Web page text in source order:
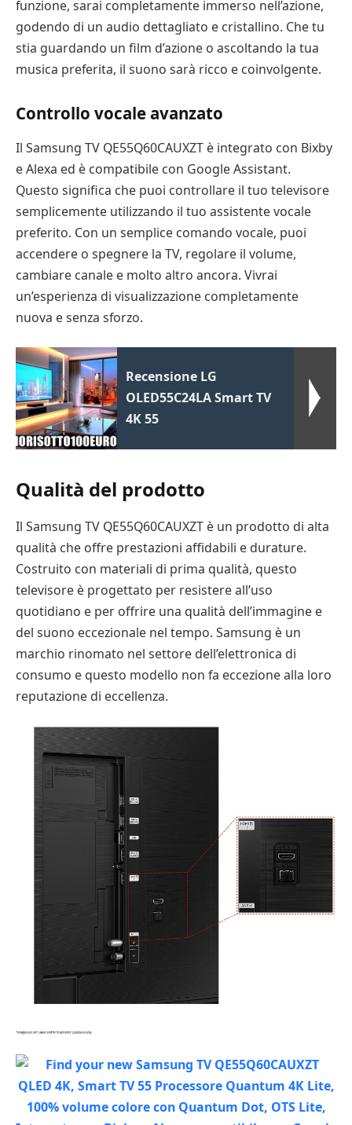
funzione, sarai completamente immerso nell’azione,
godendo di un audio dettagliato e cristallino. Che tu
stia guardando un film d’azione o ascoltando la tua
musica preferita, il suono sarà ricco e coinvolgente.
Controllo vocale avanzato
Il Samsung TV QE55Q60CAUXZT è integrato con Bixby
e Alexa ed è compatibile con Google Assistant.
Questo significa che puoi controllare il tuo televisore
semplicemente utilizzando il tuo assistente vocale
preferito. Con un semplice comando vocale, puoi
accendere o spegnere la TV, regolare il volume,
cambiare canale e molto altro ancora. Vivrai
un’esperienza di visualizzazione completamente
nuova e senza sforzo.
Recensione LG
OLED55C24LA Smart TV
4K 55
Qualità del prodotto
Il Samsung TV QE55Q60CAUXZT è un prodotto di alta
qualità che offre prestazioni affidabili e durature.
Costruito con materiali di prima qualità, questo
televisore è progettato per resistere all’uso
quotidiano e per offrire una qualità dell’immagine e
del suono eccezionale nel tempo. Samsung è un
marchio rinomato nel settore dell’elettronica di
consumo e questo modello non fa eccezione alla loro
reputazione di eccellenza.